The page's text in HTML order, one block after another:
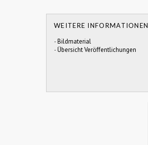
WEITERE INFORMATIONEN
-Bildmaterial
-Übersicht Veröffentlichungen